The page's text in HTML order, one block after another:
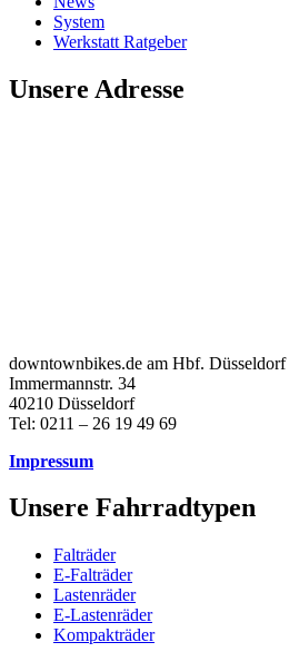
System
Werkstatt Ratgeber
Unsere Adresse
downtownbikes.de am Hbf. Düsseldorf
Immermannstr. 34
40210 Düsseldorf
Tel: 0211 – 26 19 49 69
Impressum
Unsere Fahrradtypen
Falträder
E-Falträder
Lastenräder
E-Lastenräder
Kompakträder